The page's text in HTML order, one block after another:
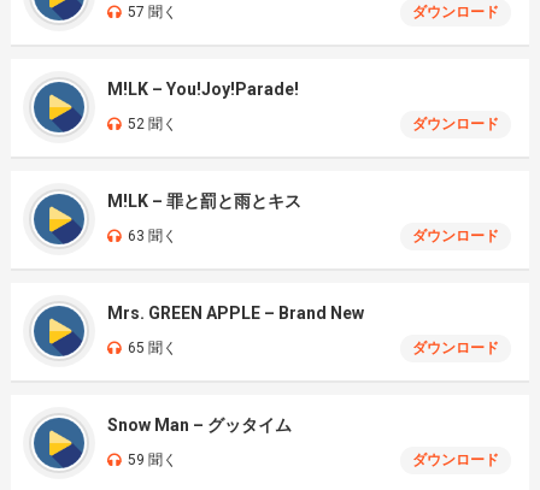
57 聞く ダウンロード
M!LK – You!Joy!Parade!
52 聞く ダウンロード
M!LK – 罪と罰と雨とキス
63 聞く ダウンロード
Mrs. GREEN APPLE – Brand New
65 聞く ダウンロード
Snow Man – グッタイム
59 聞く ダウンロード